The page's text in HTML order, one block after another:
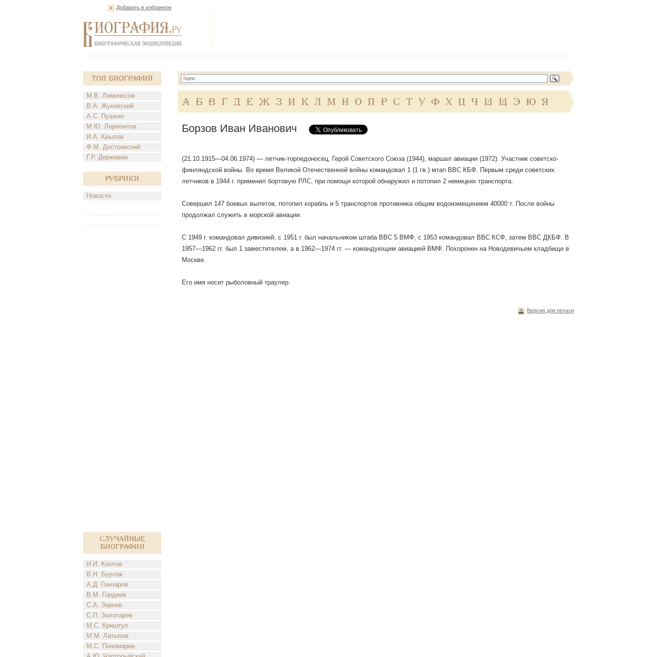
Добавить в избранное
Топ Биографий
М.В. Ломоносов
В.А. Жуковский
А.С. Пушкин
М.Ю. Лермонтов
И.А. Крылов
Ф.М. Достоевский
Г.Р. Державин
Рубрики
Новости
Случайные
биографии
И.И. Козлов
В.Н. Бурлак
А.Д. Гончаров
В.М. Гордеев
С.А. Зернов
С.П. Золотарев
М.С. Криштул
М.М. Латыпов
М.С. Пономарев
А Б В Г Д Е Ж З И К Л М Н О П Р С Т У Ф Х Ц Ч Ш Щ Э Ю Я
Борзов Иван Иванович
(21.10.1915—04.06.1974) — летчик-торпедоносец, Герой Советского Союза (1944), маршал авиации (1972). Участник советско-
финляндской войны. Во время Великой Отечественной войны командовал 1 (1 гв.) мтап ВВС КБФ. Первым среди советских
летчиков в 1944 г. применил бортовую РЛС, при помощи которой обнаружил и потопил 2 немецких транспорта.
Совершил 147 боевых вылетов, потопил корабль и 5 транспортов противника общим водоизмещением 40000 т. После войны
продолжал служить в морской авиации.
С 1949 г. командовал дивизией, с 1951 г. был начальником штаба ВВС 5 ВМФ, с 1953 командовал ВВС КСФ, затем ВВС ДКБФ. В
1957—1962 гг. был 1 заместителем, а в 1962—1974 гг. — командующим авиацией ВМФ. Похоронен на Новодевичьем кладбище в
Москве.
Его имя носит рыболовный траулер.
Версия для печати